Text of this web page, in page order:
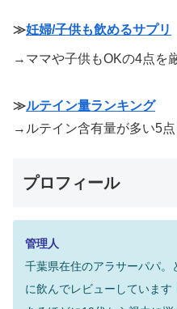
≫妊婦/子供も飲めるサプリ
→ママや子供もOKの4点を
≫ルテイン量ランキング
→ルテイン含有量が多い5点
プロフィール
管理人
千葉県在住のアラサーパパ
に飲んでレビューしています